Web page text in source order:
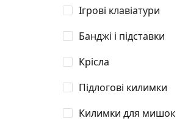
Ігрові клавіатури
Банджі і підставки
Крісла
Підлогові килимки
Килимки для мишок